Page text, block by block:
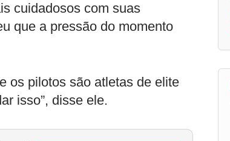
cuidadosos com suas
que a pressão do momento
os pilotos são atletas de elite
isso”, disse ele.